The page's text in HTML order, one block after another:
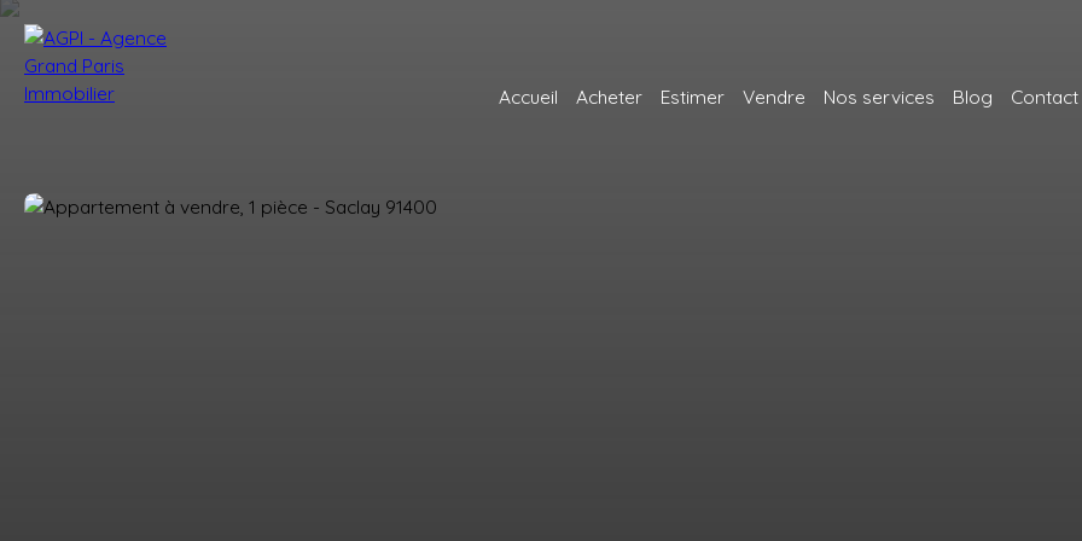
Accueil Acheter Estimer Vendre Nos services Blog Contact